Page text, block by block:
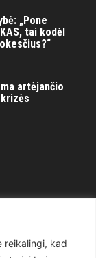
reikalingi, kad
„Pone
tai kodėl
artėjančio
1497